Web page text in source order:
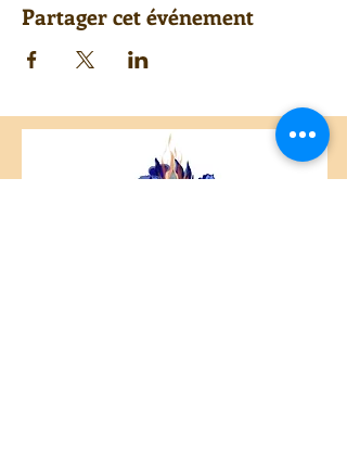
Partager cet événement